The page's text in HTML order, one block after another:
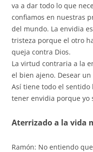
va a dar todo lo que
confiamos en nuestras
del mundo. La envidia
tristeza porque el otro
queja contra Dios.
La virtud contraria a la
el bien ajeno. Desear
Así tiene todo el sentido
tener envidia porque yo
Aterrizado a la vida
Ramón: No entiendo